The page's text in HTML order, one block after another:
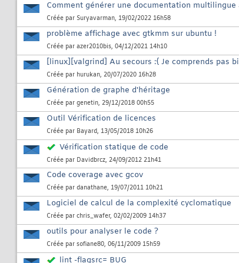
Comment générer une documentation multilingue
Créée par Suryavarman, 19/02/2022 16h58
problème affichage avec gtkmm sur ubuntu !
Créée par azer2010bis, 04/12/2021 14h10
[linux][valgrind] Au secours :{ Je comprends pas
Créée par hurukan, 20/07/2020 16h28
Génération de graphe d'héritage
Créée par genetin, 29/12/2018 00h55
Outil Vérification de licences
Créée par Bayard, 13/05/2018 10h26
Vérification statique de code
Créée par Davidbrcz, 24/09/2012 21h41
Code coverage avec gcov
Créée par danathane, 19/07/2011 10h21
Logiciel de calcul de la complexité cyclomatique
Créée par chris_wafer, 02/02/2009 14h37
outils pour analyser le code ?
Créée par sofiane80, 06/11/2009 15h59
lint -flagsrc= BUG